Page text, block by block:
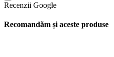
Recenzii Google
Recomandăm și aceste produse